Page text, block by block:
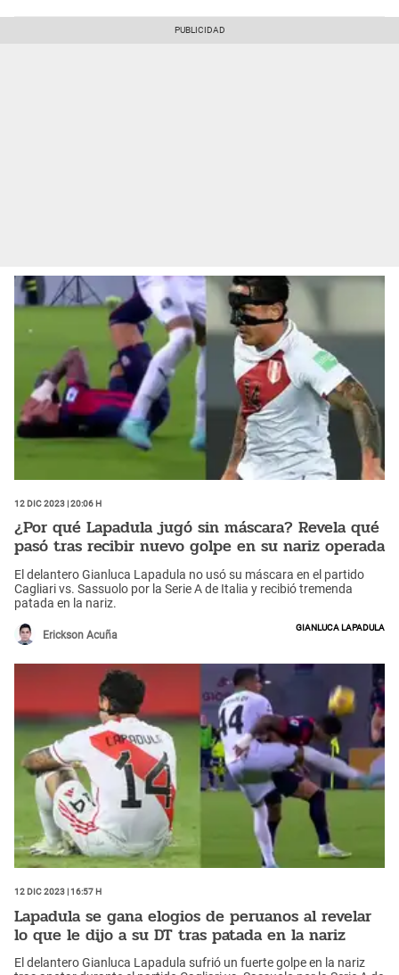
12 Dic 2023 | 20:06 h
¿Por qué Lapadula jugó sin máscara? Revela qué
pasó tras recibir nuevo golpe en su nariz operada
El delantero Gianluca Lapadula no usó su máscara en el partido
Cagliari vs. Sassuolo por la Serie A de Italia y recibió tremenda
patada en la nariz.
Erickson Acuña
Gianluca Lapadula
12 Dic 2023 | 16:57 h
Lapadula se gana elogios de peruanos al revelar
lo que le dijo a su DT tras patada en la nariz
El delantero Gianluca Lapadula sufrió un fuerte golpe en la nariz